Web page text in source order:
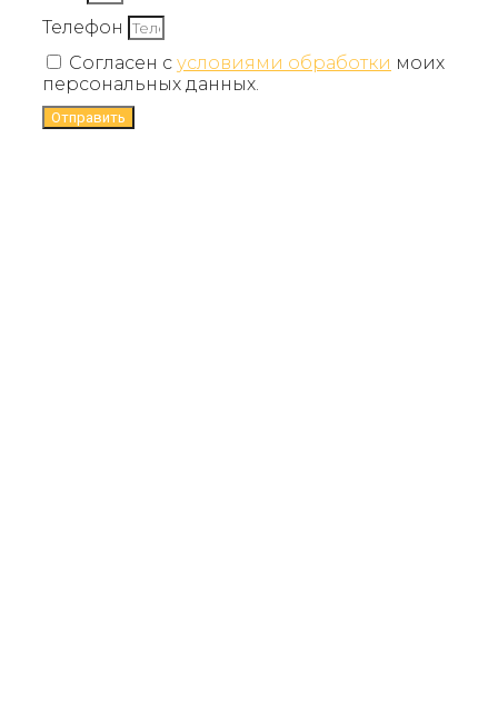
Телефон
Согласен с условиями обработки моих
персональных данных.
Отправить